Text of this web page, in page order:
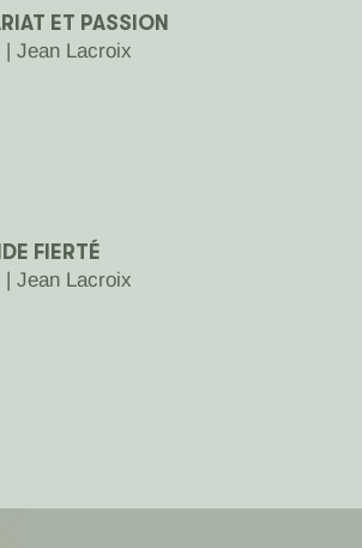
ET PASSION
| Jean Lacroix
FIERTÉ
Jean Lacroix